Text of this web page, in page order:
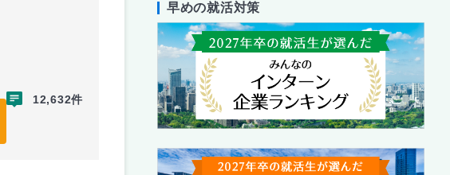
12,632件
早めの就活対策